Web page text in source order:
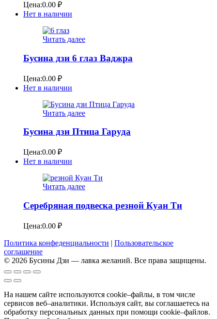
Цена:0.00 ₽
Нет в наличии
Читать далее
Бусина дзи 6 глаз Ваджра
Цена:0.00 ₽
Нет в наличии
Читать далее
Бусина дзи Птица Гаруда
Цена:0.00 ₽
Нет в наличии
Читать далее
Серебряная подвеска резной Куан Ти
Цена:0.00 ₽
Политика конфеденциальности | Пользовательское
соглашение
© 2026 Бусины Дзи — лавка желаний. Все права защищены.
На нашем сайте используются cookie–файлы, в том числе
сервисов веб–аналитики. Используя сайт, вы соглашаетесь на
обработку персональных данных при помощи cookie–файлов.